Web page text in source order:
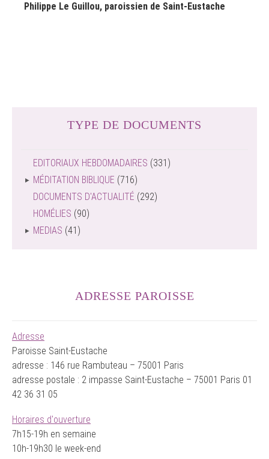
Philippe Le Guillou, paroissien de Saint-Eustache
TYPE DE DOCUMENTS
EDITORIAUX HEBDOMADAIRES (331)
MÉDITATION BIBLIQUE (716)
DOCUMENTS D'ACTUALITÉ (292)
HOMÉLIES (90)
MEDIAS (41)
ADRESSE PAROISSE
Adresse
Paroisse Saint-Eustache
adresse : 146 rue Rambuteau – 75001 Paris
adresse postale : 2 impasse Saint-Eustache – 75001 Paris 01
42 36 31 05
Horaires d'ouverture
7h15-19h en semaine
10h-19h30 le week-end